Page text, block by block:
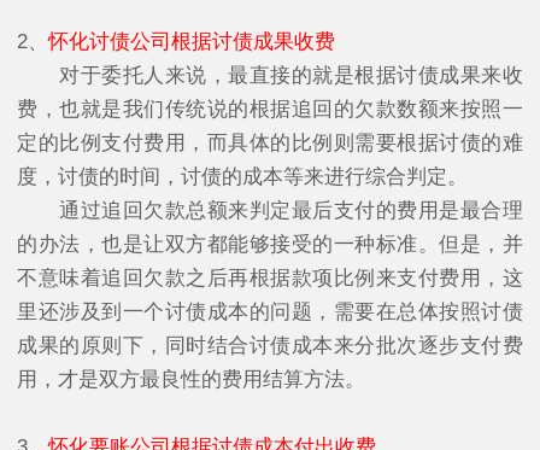
2、怀化讨债公司根据讨债成果收费
对于委托人来说，最直接的就是根据讨债成果来收
费，也就是我们传统说的根据追回的欠款数额来按照一
定的比例支付费用，而具体的比例则需要根据讨债的难
度，讨债的时间，讨债的成本等来进行综合判定。
通过追回欠款总额来判定最后支付的费用是最合理
的办法，也是让双方都能够接受的一种标准。但是，并
不意味着追回欠款之后再根据款项比例来支付费用，这
里还涉及到一个讨债成本的问题，需要在总体按照讨债
成果的原则下，同时结合讨债成本来分批次逐步支付费
用，才是双方最良性的费用结算方法。